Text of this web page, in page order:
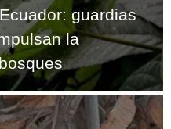
guardias
la